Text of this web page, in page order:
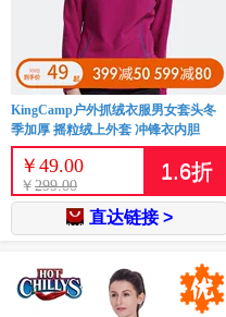
KingCamp户外抓绒衣服男女套头冬
季加厚 摇粒绒上外套 冲锋衣内胆
￥ 49.00
￥ 299.00
1.6折
直达链接 >